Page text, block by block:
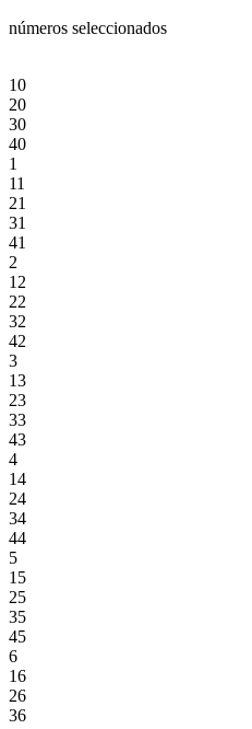
números seleccionados
10
20
30
40
1
11
21
31
41
2
12
22
32
42
3
13
23
33
43
4
14
24
34
44
5
15
25
35
45
6
16
26
36